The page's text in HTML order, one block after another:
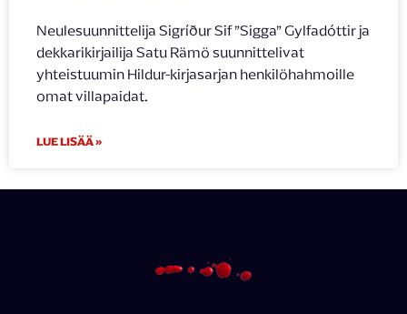
Neulesuunnittelija Sigríður Sif ”Sigga” Gylfadóttir ja
dekkarikirjailija Satu Rämö suunnittelivat
yhteistuumin Hildur-kirjasarjan henkilöhahmoille
omat villapaidat.
LUE LISÄÄ »